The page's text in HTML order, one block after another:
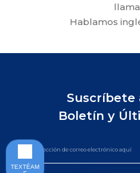
Hablamos
Suscríbete
Boletín y
TEXTÉAM